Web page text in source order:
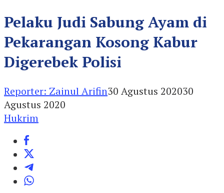
Pelaku Judi Sabung Ayam di
Pekarangan Kosong Kabur
Digerebek Polisi
Reporter: Zainul Arifin30 Agustus 202030
Agustus 2020
Hukrim